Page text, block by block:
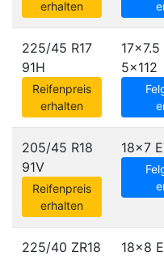
erhalten
225/45 R17
91H
Reifenpreis
erhalten
17x7.5
5x112
205/45 R18
91V
Reifenpreis
erhalten
18x7
225/40 ZR18
18x8